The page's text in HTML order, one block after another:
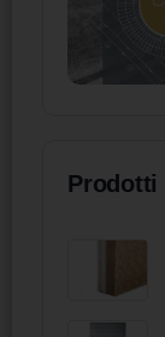
Prodotti